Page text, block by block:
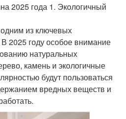
2025 года 1. Экологичный
одним из ключевых
2025 году особое внимание
натуральных
камень и экологичные
будут пользоваться
вредных веществ и